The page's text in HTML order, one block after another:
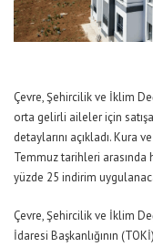
Çevre, Şehircilik ve İklim
orta gelirli aileler için
detaylarını açıkladı. Kura
Temmuz tarihleri arasında
yüzde 25 indirim
Çevre, Şehircilik ve İklim
İdaresi Başkanlığının